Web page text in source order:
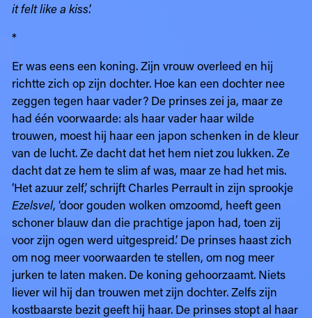
it felt like a kiss.’
*
Er was eens een koning. Zijn vrouw overleed en hij
richtte zich op zijn dochter. Hoe kan een dochter nee
zeggen tegen haar vader? De prinses zei ja, maar ze
had één voorwaarde: als haar vader haar wilde
trouwen, moest hij haar een japon schenken in de kleur
van de lucht. Ze dacht dat het hem niet zou lukken. Ze
dacht dat ze hem te slim af was, maar ze had het mis.
‘Het azuur zelf,’ schrijft Charles Perrault in zijn sprookje
Ezelsvel, ‘door gouden wolken omzoomd, heeft geen
schoner blauw dan die prachtige japon had, toen zij
voor zijn ogen werd uitgespreid.’ De prinses haast zich
om nog meer voorwaarden te stellen, om nog meer
jurken te laten maken. De koning gehoorzaamt. Niets
liever wil hij dan trouwen met zijn dochter. Zelfs zijn
kostbaarste bezit geeft hij haar. De prinses stopt al haar